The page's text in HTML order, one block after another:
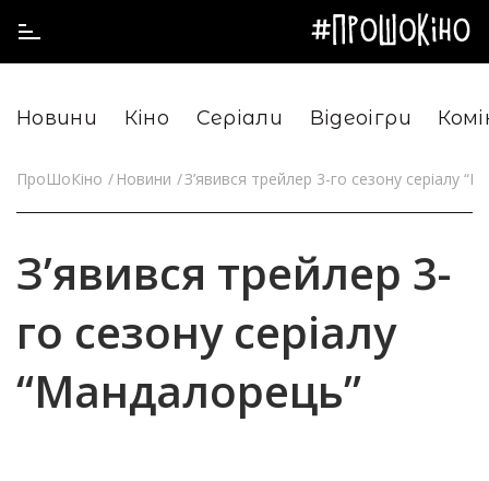
Новини Кіно Серіали Відеоігри
ПроШоКіно Новини З’явився трейлер 3-го сезону серіалу
З’явився трейлер 3-
го сезону серіалу
“Мандалорець”